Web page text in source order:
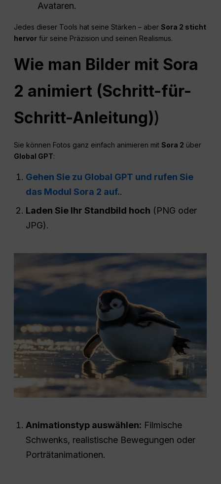
Avataren.
Jedes dieser Tools hat seine Stärken – aberSora 2 sticht
hervor für seine Präzision und seinen Realismus.
Wie man Bilder mit Sora
2 animiert (Schritt-für-
Schritt-Anleitung))
Sie können Fotos ganz einfach animieren mitSora 2 über
Global GPT:
Gehen Sie zu Global GPT und rufen Sie
das Modul Sora 2 auf..
Laden Sie Ihr Standbild hoch (PNG oder
JPG).
Animationstyp auswählen: Filmische
Schwenks, realistische Bewegungen oder
Porträtanimationen.